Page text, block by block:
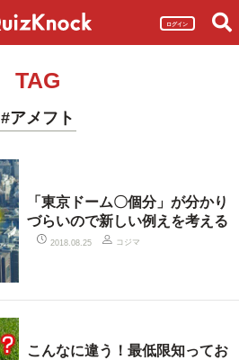
ログイン
TAG
#アメフト
「東京ドーム〇個分」が分かり
づらいので新しい例えを考える
2018.08.25 コジマ
こんなに違う！最低限知ってお